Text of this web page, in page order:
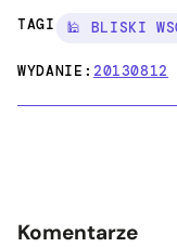
TAGI: 🕌 BLISKI
WYDANIE:20130812
Komentarze